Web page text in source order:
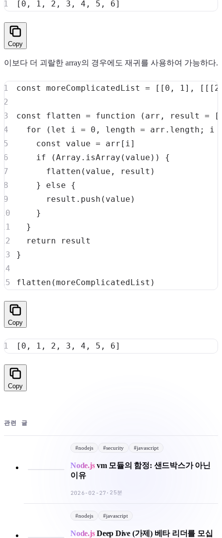
Copy
이보다 더 괴랄한 array의 경우에도 재귀를 사용하여 가능하다.
const moreComplicatedList = [ [ 0 , 1] , [ [ [ 2
const flatten = function ( arr , result = [
for
( let i = 0 , length = arr . length ; i
const
value = arr [ i]
if
(Array . isArray ( value ) )
{
flatten ( value , result )
}
else
{
      result
. push ( value )
}
}
return
}
flatten (moreComplicatedList )
Copy
Copy
관련 글
#nodejs #security #javascript
Node.js vm 모듈의 함정: 샌드박스가 아닌
이유
2026-02-27 · 25분
#nodejs #javascript
Node.js Deep Dive (가제) 베타 리더를 모십